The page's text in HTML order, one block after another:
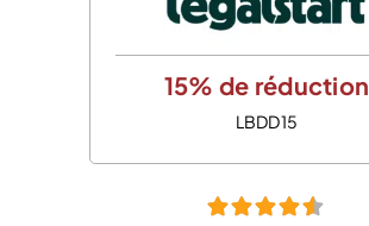
15% de réduction
LBDD15